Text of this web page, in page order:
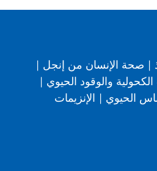
| صحة الإنسان من إنجل |
والوقود الحيوي |
الحيوي | الإنزيمات